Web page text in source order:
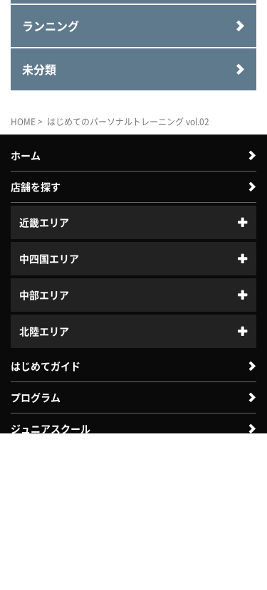
ランニング
未分類
HOME> はじめてのパーソナルトレーニング vol.02
ホーム
店舗を探す
近畿エリア
中四国エリア
中部エリア
北陸エリア
はじめてガイド
プログラム
ジュニアスクール